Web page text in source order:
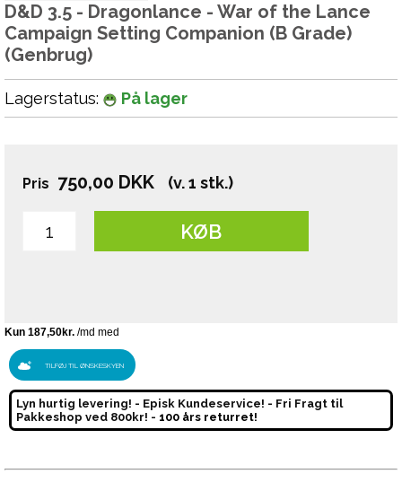
D&D 3.5 - Dragonlance - War of the Lance
Campaign Setting Companion (B Grade)
(Genbrug)
Lagerstatus: På lager
Pris 750,00 DKK (v. 1 stk.)
KØB
TILFØJ TIL ØNSKESKYEN
Lyn hurtig levering! - Episk Kundeservice! - Fri Fragt til
Pakkeshop ved 800kr! - 100 års returret!